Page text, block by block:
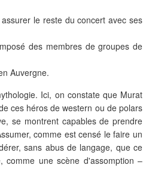
le reste du concert avec ses
des membres de groupes de
Auvergne.
Ici, on constate que Murat
ces héros de western ou de polars
se montrent capables de prendre
comme est censé le faire un
sans abus de langage, que ce
comme une scène d'assomption –